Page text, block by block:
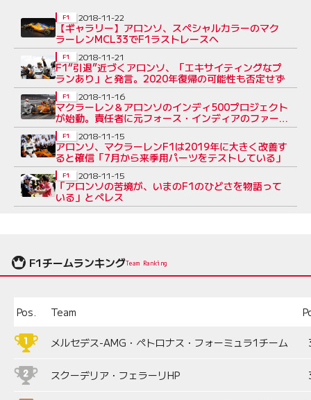
【ギャラリー】アロンソ、スペシャルカラーのマク
ラーレンMCL33でF1ラストレースへ
F1 2018-11-22
F1“引退”近づくアロンソ、「エキサイティングなプ
ランあり」と発言。2020年復帰の可能性も否定せず
F1 2018-11-21
マクラーレン＆アロンソのインディ500プロジェクト
が始動。責任者に元フォース・インディアのファーン
リーが就任
F1 2018-11-16
アロンソ、マクラーレンF1は2019年に大きく改善す
ると確信「7月から来季用パーツをテストしている」
F1 2018-11-15
「アロンソの苦境が、いまのF1のひどさを物語って
いる」とペレス
F1 2018-11-15
F1チームランキングTeam Ranking
Pos. Team
メルセデス-AMG・ペトロナス・フォーミュラ1チーム
スクーデリア・フェラーリHP